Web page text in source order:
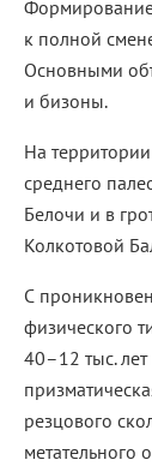
к полной
Основными
и бизоны.
На
среднего
Белочи и в
Колкотовой
С
физического
40–12 тыс.
резцового
метательного